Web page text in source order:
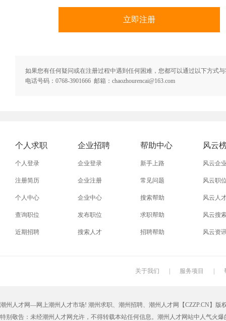
如果您有任何疑问或在注册过程中遇到任何困难，您都可以通过以下方式
电话号码：0768-3901666 邮箱：chaozhourencai@163.com
个人求职
个人登录
注册简历
个人中心
查询职位
近期招聘
企业招聘
企业登录
企业注册
企业中心
发布职位
搜索人才
帮助中心
新手上路
常见问题
搜索帮助
求职帮助
招聘帮助
风云
风云企
风云职
风云人
风云搜
风云资
关于我们 服务项目
潮州人才网—网上潮州人才市场! 潮州求职、潮州招聘、潮州人才网【CZZP.CN】版
特别敬告：未经潮州人才网允许，不得转载本站任何信息。潮州人才网站中人气火